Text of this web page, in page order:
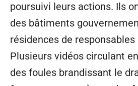
poursuivi leurs actions. Ils
des bâtiments
résidences de
Plusieurs vidéos circulant
des foules brandissant le